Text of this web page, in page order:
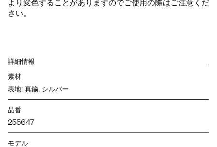
より変色することがありますのでご使用の際はご注意くだ
さい。
詳細情報
素材
表地: 真鍮, シルバー
品番
255647
モデル